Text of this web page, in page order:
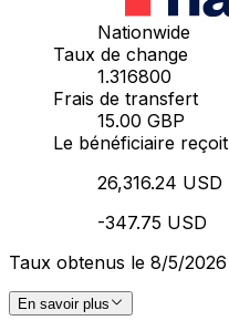
Nationwide
Taux de change
1.316800
Frais de transfert
15.00 GBP
Le bénéficiaire reçoit
26,316.24 USD
-347.75 USD
Taux obtenus le 8/5/2026
En savoir plus